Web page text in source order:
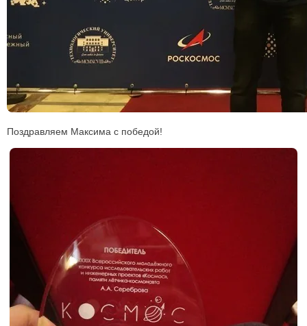
Поздравляем Максима с победой!